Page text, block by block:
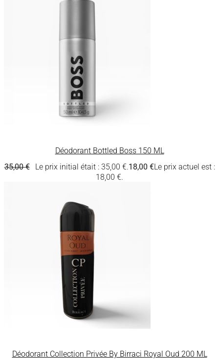
Déodorant Bottled Boss 150 ML
35,00€ Le prix initial était : 35,00 €.18,00 €Le prix actuel est :
18,00 €.
Déodorant Collection Privée By Birraci Royal Oud 200 ML